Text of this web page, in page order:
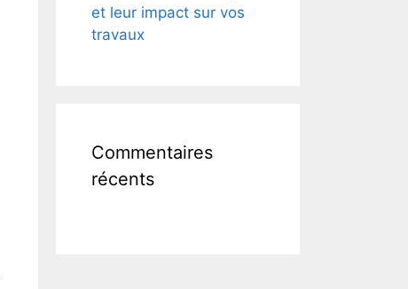
et leur impact sur vos
travaux
Commentaires
récents